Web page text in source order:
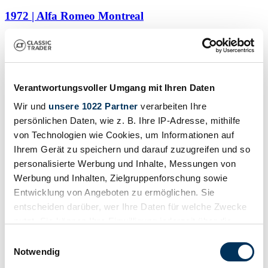
Verantwortungsvoller Umgang mit Ihren Daten
Wir und unsere 1022 Partner verarbeiten Ihre
persönlichen Daten, wie z. B. Ihre IP-Adresse, mithilfe
von Technologien wie Cookies, um Informationen auf
Ihrem Gerät zu speichern und darauf zuzugreifen und so
personalisierte Werbung und Inhalte, Messungen von
Werbung und Inhalten, Zielgruppenforschung sowie
Entwicklung von Angeboten zu ermöglichen. Sie
entscheiden darüber, wer Ihre Daten für welche Zwecke
Trigger Symbol ändern oder widerrufen
Notwendig
1972 | Alfa Romeo Montreal
Alfa Romeo Certificate – Matching Numbers – Documented
Restoration